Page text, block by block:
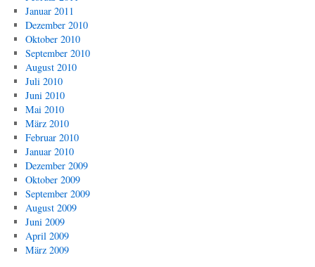
Januar 2011
Dezember 2010
Oktober 2010
September 2010
August 2010
Juli 2010
Juni 2010
Mai 2010
März 2010
Februar 2010
Januar 2010
Dezember 2009
Oktober 2009
September 2009
August 2009
Juni 2009
April 2009
März 2009